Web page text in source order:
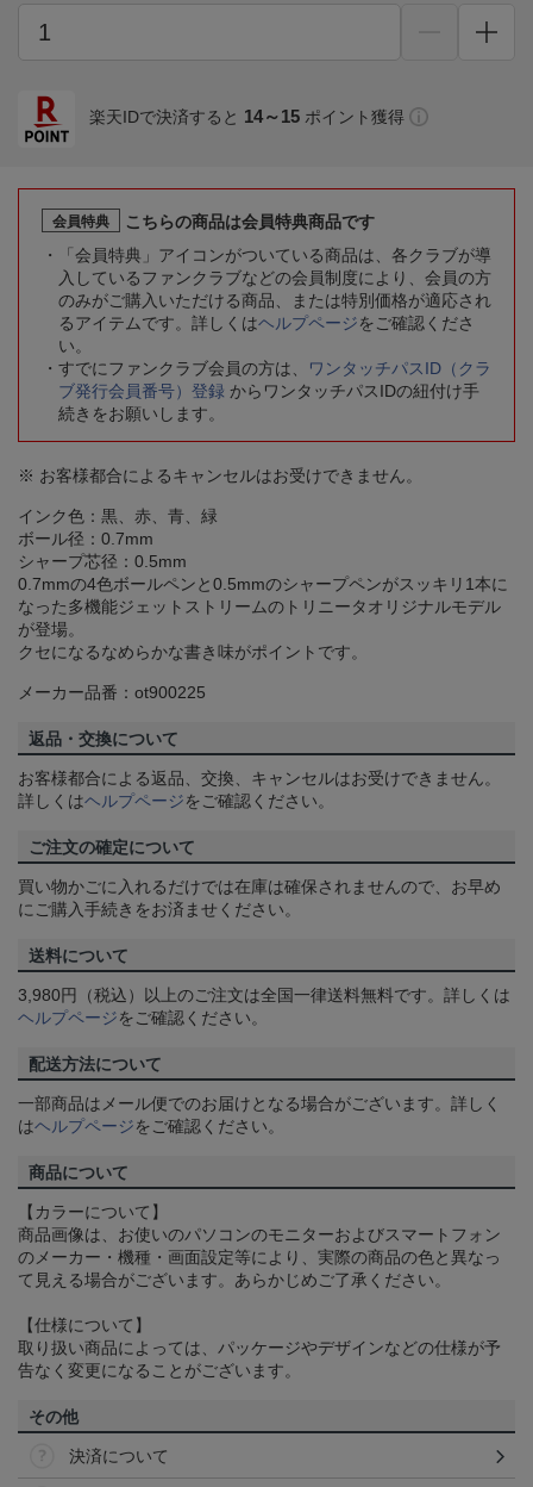
楽天IDで決済すると 14～15 ポイント獲得
会員特典
こちらの商品は会員特典商品です
「会員特典」アイコンがついている商品は、各クラブが導
入しているファンクラブなどの会員制度により、会員の方
のみがご購入いただける商品、または特別価格が適応され
るアイテムです。詳しくはヘルプページをご確認くださ
い。
すでにファンクラブ会員の方は、
ワンタッチパスID（クラ
ブ発行会員番号）登録 からワンタッチパスIDの紐付け手
続きをお願いします。
※ お客様都合によるキャンセルはお受けできません。
インク色：黒、赤、青、緑
ボール径：0.7mm
シャープ芯径：0.5mm
0.7mmの4色ボールペンと0.5mmのシャープペンがスッキリ1本に
なった多機能ジェットストリームのトリニータオリジナルモデル
が登場。
クセになるなめらかな書き味がポイントです。
メーカー品番：ot900225
返品・交換について
お客様都合による返品、交換、キャンセルはお受けできません。
詳しくはヘルプページをご確認ください。
ご注文の確定について
買い物かごに入れるだけでは在庫は確保されませんので、お早め
にご購入手続きをお済ませください。
送料について
3,980円（税込）以上のご注文は全国一律送料無料です。詳しくは
ヘルプページをご確認ください。
配送方法について
一部商品はメール便でのお届けとなる場合がございます。詳しく
はヘルプページをご確認ください。
商品について
【カラーについて】
商品画像は、お使いのパソコンのモニターおよびスマートフォン
のメーカー・機種・画面設定等により、実際の商品の色と異なっ
て見える場合がございます。あらかじめご了承ください。
【仕様について】
取り扱い商品によっては、パッケージやデザインなどの仕様が予
告なく変更になることがございます。
その他
決済について